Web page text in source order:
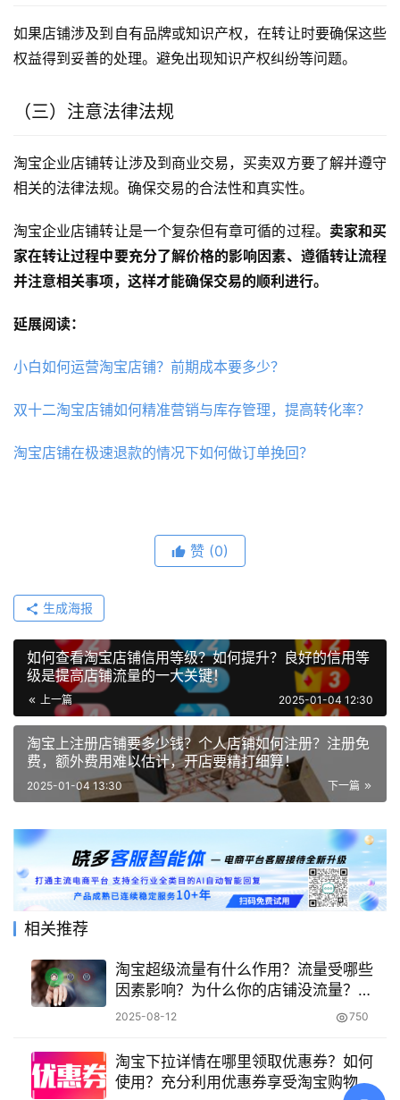
如果店铺涉及到自有品牌或知识产权，在转让时要确保这些
权益得到妥善的处理。避免出现知识产权纠纷等问题。
（三）注意法律法规
淘宝企业店铺转让涉及到商业交易，买卖双方要了解并遵守
相关的法律法规。确保交易的合法性和真实性。
淘宝企业店铺转让是一个复杂但有章可循的过程。 卖家和买
家在转让过程中要充分了解价格的影响因素、遵循转让流程
并注意相关事项，这样才能确保交易的顺利进行。
延展阅读：
小白如何运营淘宝店铺？前期成本要多少？
双十二淘宝店铺如何精准营销与库存管理，提高转化率？
淘宝店铺在极速退款的情况下如何做订单挽回？
赞 (0)
生成海报
如何查看淘宝店铺信用等级？如何提升？良好的信用等
级是提高店铺流量的一大关键！
上一篇 2025-01-04 12:30
淘宝上注册店铺要多少钱？个人店铺如何注册？注册免
费，额外费用难以估计，开店要精打细算！
下一篇
2025-01-04 13:30
相关推荐
淘宝超级流量有什么作用？流量受哪些
因素影响？为什么你的店铺没流量？
2025淘宝算法最全拆解！
2025-08-12 750
淘宝下拉详情在哪里领取优惠券？如何
使用？充分利用优惠券享受淘宝购物。